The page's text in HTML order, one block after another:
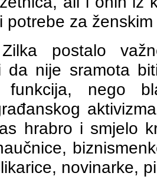
potrebe za
postalo
da nije sramota
funkcija, nego
hrabro i smjelo
novinarke,